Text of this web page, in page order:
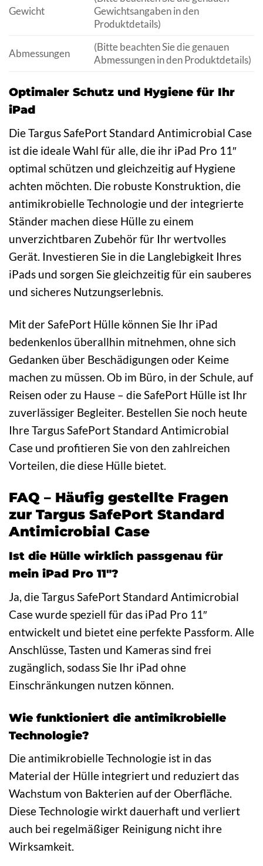
Gewicht
Gewichtsangaben in den
Produktdetails)
Abmessungen
(Bitte beachten Sie die genauen
Abmessungen in den Produktdetails)
Optimaler Schutz und Hygiene für Ihr
iPad
Die Targus SafePort Standard Antimicrobial Case
ist die ideale Wahl für alle, die ihr iPad Pro 11″
optimal schützen und gleichzeitig auf Hygiene
achten möchten. Die robuste Konstruktion, die
antimikrobielle Technologie und der integrierte
Ständer machen diese Hülle zu einem
unverzichtbaren Zubehör für Ihr wertvolles
Gerät. Investieren Sie in die Langlebigkeit Ihres
iPads und sorgen Sie gleichzeitig für ein sauberes
und sicheres Nutzungserlebnis.
Mit der SafePort Hülle können Sie Ihr iPad
bedenkenlos überallhin mitnehmen, ohne sich
Gedanken über Beschädigungen oder Keime
machen zu müssen. Ob im Büro, in der Schule, auf
Reisen oder zu Hause – die SafePort Hülle ist Ihr
zuverlässiger Begleiter. Bestellen Sie noch heute
Ihre Targus SafePort Standard Antimicrobial
Case und profitieren Sie von den zahlreichen
Vorteilen, die diese Hülle bietet.
FAQ – Häufig gestellte Fragen
zur Targus SafePort Standard
Antimicrobial Case
Ist die Hülle wirklich passgenau für
mein iPad Pro 11″?
Ja, die Targus SafePort Standard Antimicrobial
Case wurde speziell für das iPad Pro 11″
entwickelt und bietet eine perfekte Passform. Alle
Anschlüsse, Tasten und Kameras sind frei
zugänglich, sodass Sie Ihr iPad ohne
Einschränkungen nutzen können.
Wie funktioniert die antimikrobielle
Technologie?
Die antimikrobielle Technologie ist in das
Material der Hülle integriert und reduziert das
Wachstum von Bakterien auf der Oberfläche.
Diese Technologie wirkt dauerhaft und verliert
auch bei regelmäßiger Reinigung nicht ihre
Wirksamkeit.